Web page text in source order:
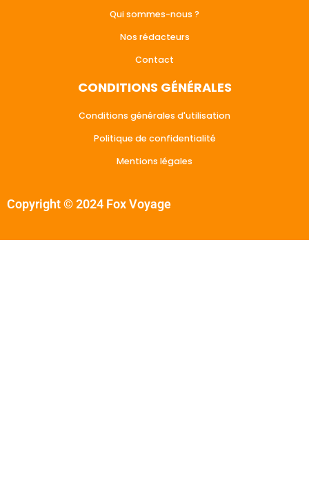
Qui sommes-nous ?
Nos rédacteurs
Contact
CONDITIONS GÉNÉRALES
Conditions générales d'utilisation
Politique de confidentialité
Mentions légales
Copyright © 2024 Fox Voyage